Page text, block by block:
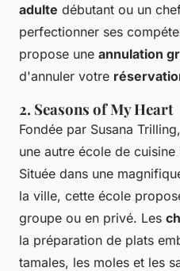
adulte débutant ou un
perfectionner ses
propose une annulation
d'annuler votre
2. Seasons of My Heart
Fondée par Susana
une autre école de
Située dans une
la ville, cette école
groupe ou en privé. Les
la préparation de plats
tamales, les moles et les